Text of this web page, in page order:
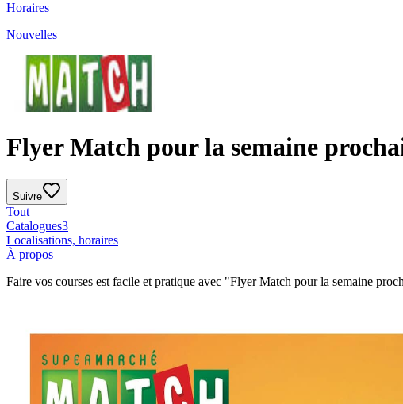
Horaires
Nouvelles
Flyer Match pour la semaine
Suivre
Tout
Catalogues3
Localisations, horaires
À propos
Faire vos courses est facile et pratique avec "Flyer Match pour la semaine